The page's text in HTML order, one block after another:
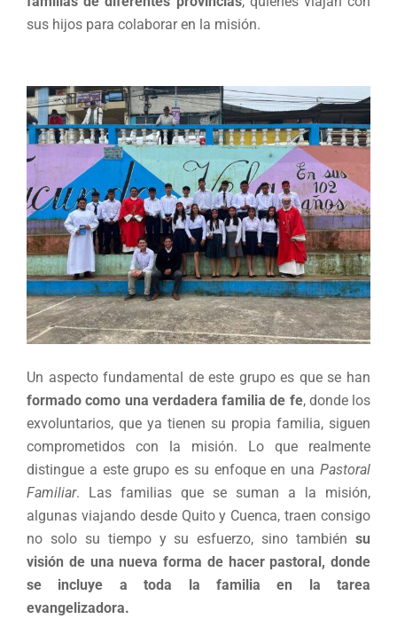
sus hijos para colaborar en la misión.
Un aspecto fundamental de este grupo es que se han
formado como una verdadera familia de fe, donde los
exvoluntarios, que ya tienen su propia familia, siguen
comprometidos con la misión. Lo que realmente
distingue a este grupo es su enfoque en una Pastoral
Familiar. Las familias que se suman a la misión,
algunas viajando desde Quito y Cuenca, traen consigo
no solo su tiempo y su esfuerzo, sino también su
visión de una nueva forma de hacer pastoral, donde
se incluye a toda la familia en la tarea
evangelizadora.